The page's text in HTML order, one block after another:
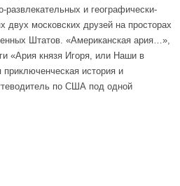
развлекательных и географически-
двух московских друзей на просторах
Штатов. «Американская ария…»,
«Ария князя Игоря, или Наши в
приключенческая история и
по США под одной